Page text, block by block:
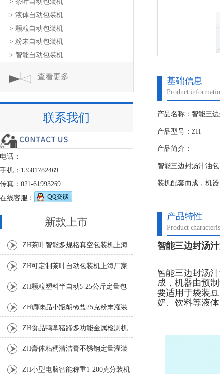
基础信息
Product
产品名称：智能三
产品型号：ZH
产品简介：
智能三边封汤汁油
装机配套而成，机
产品特性
Product
智能三边封汤
智能三边封汤
成，机器由预
要适用于袋装
奶、饮料等液
> 茶叶自动包装机
> 液体自动包装机
> 颗粒自动包装机
> 粉末自动包装机
> 智能自动包装机
查看更多
联系我们
电话：
手机：13681782469
传真：021-61993269
在线客服：
新款上市
ZH茶叶智能多规格真空包装机上海
厂家 ZH可定制茶叶自动包装机上海厂家
ZH颗粒塑料半自动5-25公斤定量包
装机 ZH调味品小瓶胡椒盐25克粉末灌装
ZH食品鸭掌猪蹄多功能金属检测机
ZH膏体粘稠清洁膏不锈钢定量灌装
机厂家 ZH小型电脑智能称重1-200克分装机